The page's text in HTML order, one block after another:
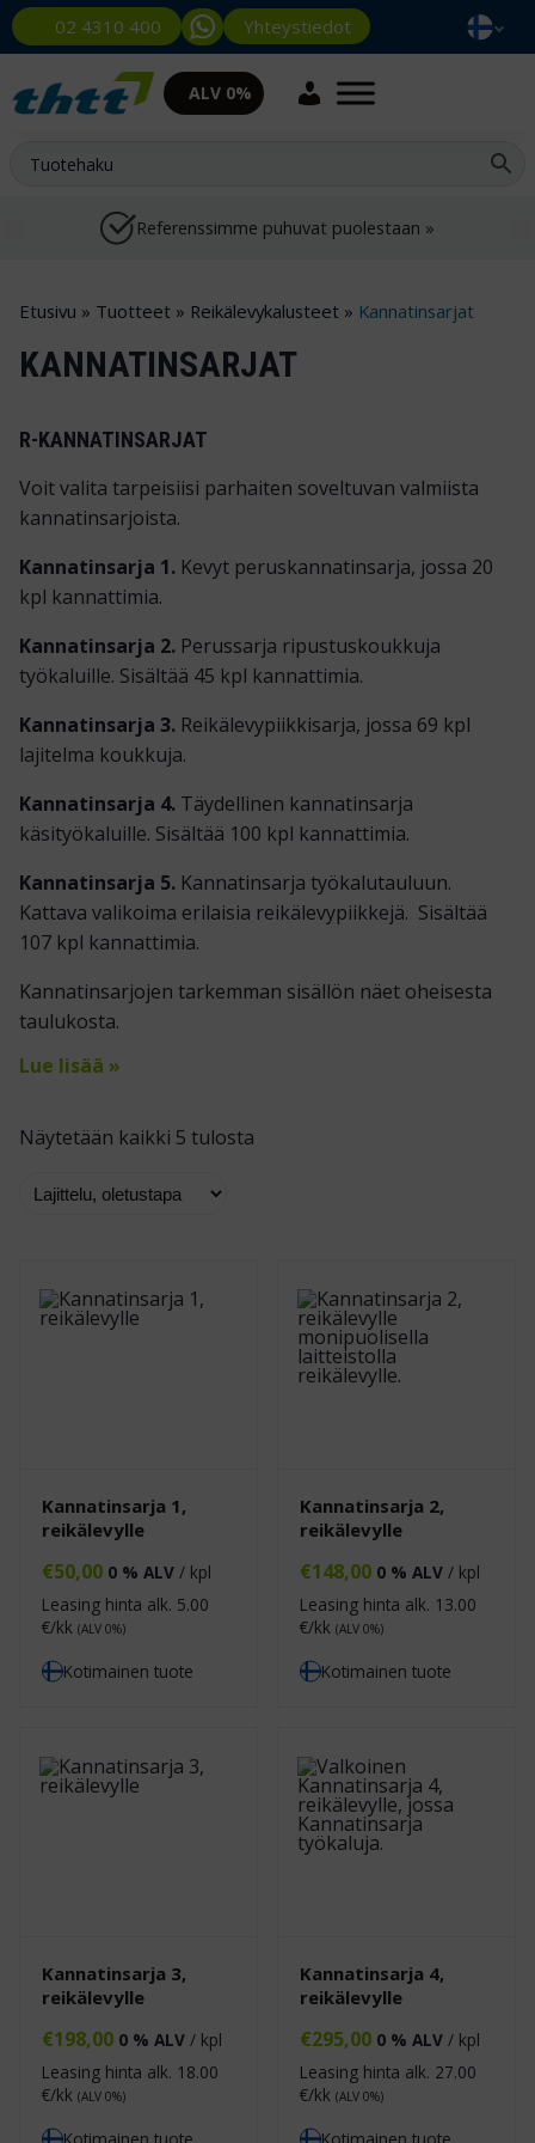
02 4310 400 Yhteystiedot
ALV 0%
Referenssimme puhuvat puolestaan »
Etusivu » Tuotteet » Reikälevykalusteet » Kannatinsarjat
KANNATINSARJAT
R-KANNATINSARJAT
Voit valita tarpeisiisi parhaiten soveltuvan valmiista
kannatinsarjoista.
Kannatinsarja 1. Kevyt peruskannatinsarja, jossa 20
kpl kannattimia.
Kannatinsarja 2. Perussarja ripustuskoukkuja
työkaluille. Sisältää 45 kpl kannattimia.
Kannatinsarja 3. Reikälevypiikkisarja, jossa 69 kpl
lajitelma koukkuja.
Kannatinsarja 4. Täydellinen kannatinsarja
käsityökaluille. Sisältää 100 kpl kannattimia.
Kannatinsarja 5. Kannatinsarja työkalutauluun.
Kattava valikoima erilaisia reikälevypiikkejä. Sisältää
107 kpl kannattimia.
Kannatinsarjojen tarkemman sisällön näet oheisesta
taulukosta.
Lue lisää »
Näytetään kaikki 5 tulosta
Kannatinsarja 1,
reikälevylle
€50,00 0 % ALV / kpl
Leasing hinta alk. 5.00
€/kk (ALV 0%)
Kotimainen tuote
Kannatinsarja 2,
reikälevylle
€148,00 0 % ALV / kpl
Leasing hinta alk. 13.00
€/kk (ALV 0%)
Kotimainen tuote
Kannatinsarja 3,
reikälevylle
€198,00 0 % ALV / kpl
Leasing hinta alk. 18.00
€/kk (ALV 0%)
Kannatinsarja 4,
reikälevylle
€295,00 0 % ALV / kpl
Leasing hinta alk. 27.00
€/kk (ALV 0%)